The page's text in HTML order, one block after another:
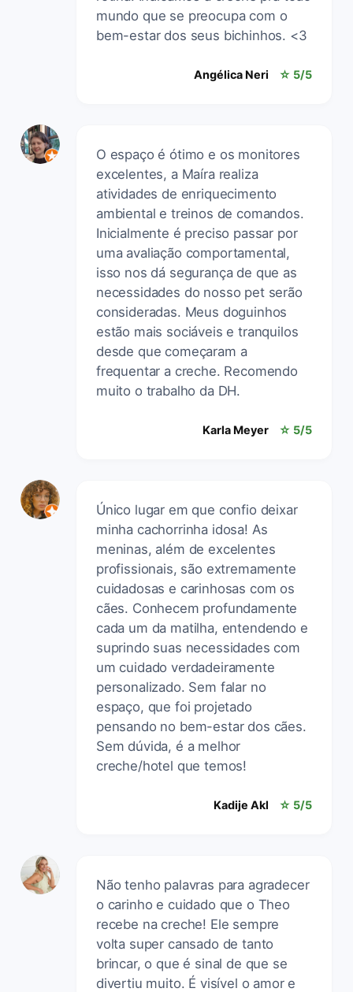
mundo que se preocupa com o
bem-estar dos seus bichinhos. <3
Angélica Neri ☆ 5/5
O espaço é ótimo e os monitores
excelentes, a Maíra realiza
atividades de enriquecimento
ambiental e treinos de comandos.
Inicialmente é preciso passar por
uma avaliação comportamental,
isso nos dá segurança de que as
necessidades do nosso pet serão
consideradas. Meus doguinhos
estão mais sociáveis e tranquilos
desde que começaram a
frequentar a creche. Recomendo
muito o trabalho da DH.
Karla Meyer ☆ 5/5
Único lugar em que confio deixar
minha cachorrinha idosa! As
meninas, além de excelentes
profissionais, são extremamente
cuidadosas e carinhosas com os
cães. Conhecem profundamente
cada um da matilha, entendendo e
suprindo suas necessidades com
um cuidado verdadeiramente
personalizado. Sem falar no
espaço, que foi projetado
pensando no bem-estar dos cães.
Sem dúvida, é a melhor
creche/hotel que temos!
Kadije Akl ☆ 5/5
Não tenho palavras para agradecer
o carinho e cuidado que o Theo
recebe na creche! Ele sempre
volta super cansado de tanto
brincar, o que é sinal de que se
divertiu muito. É visível o amor e